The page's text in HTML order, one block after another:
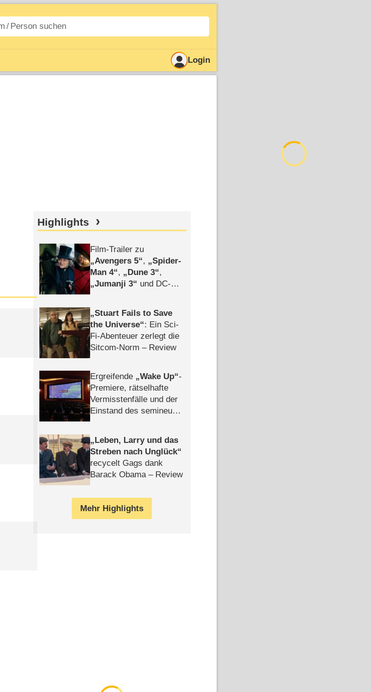
Login
Highlights
Film-Trailer zu
Avengers 5 ,
Spider-
Man 4 , Dune 3 ,
Jumanji 3
und DC-
Stuart Fails to Save
the Universe : Ein Sci-
Fi-Abenteuer zerlegt die
Sitcom-Norm – Review
Ergreifende Wake Up -
Premiere, rätselhafte
Vermisstenfälle und der
Einstand des semineuen
Leben, Larry und das
Streben nach Unglück
recycelt Gags dank
Barack Obama – Review
Mehr Highlights